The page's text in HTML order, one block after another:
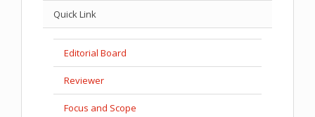
Quick Link
Editorial Board
Reviewer
Focus and Scope